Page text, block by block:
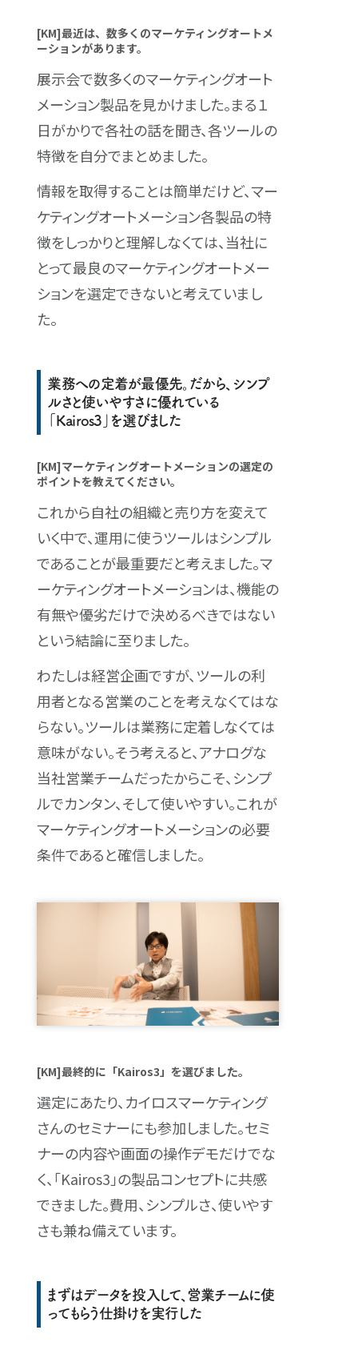
[KM]最近は、数多くのマーケティングオートメ
ーションがあります。
展示会で数多くのマーケティングオート
メーション製品を見かけました。まる１
日がかりで各社の話を聞き、各ツールの
特徴を自分でまとめました。
情報を取得することは簡単だけど、マー
ケティングオートメーション各製品の特
徴をしっかりと理解しなくては、当社に
とって最良のマーケティングオートメー
ションを選定できないと考えていまし
た。
業務への定着が最優先。だから、シンプ
ルさと使いやすさに優れている
「Kairos3」を選びました
[KM]マーケティングオートメーションの選定の
ポイントを教えてください。
これから自社の組織と売り方を変えて
いく中で、運用に使うツールはシンプル
であることが最重要だと考えました。マ
ーケティングオートメーションは、機能の
有無や優劣だけで決めるべきではない
という結論に至りました。
わたしは経営企画ですが、ツールの利
用者となる営業のことを考えなくてはな
らない。ツールは業務に定着しなくては
意味がない。そう考えると、アナログな
当社営業チームだったからこそ、シンプ
ルでカンタン、そして使いやすい。これが
マーケティングオートメーションの必要
条件であると確信しました。
[KM]最終的に「Kairos3」を選びました。
選定にあたり、カイロスマーケティング
さんのセミナーにも参加しました。セミ
ナーの内容や画面の操作デモだけでな
く、「Kairos3」の製品コンセプトに共感
できました。費用、シンプルさ、使いやす
さも兼ね備えています。
まずはデータを投入して、営業チームに使
ってもらう仕掛けを実行した